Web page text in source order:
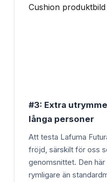
#3: Extra
långa personer
Att testa Lafuma
fröjd, särskilt för oss
genomsnittet. Den
rymligare än